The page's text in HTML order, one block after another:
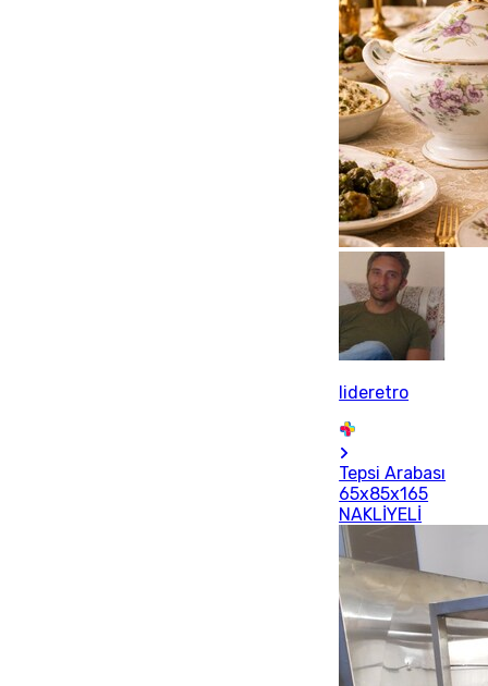
lideretro
Tepsi Arabası
65x85x165
NAKLİYELİ